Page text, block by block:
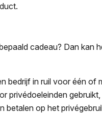
cadeau? Dan kan
bedrijf in ruil voor één of
privédoeleinden
betalen op het